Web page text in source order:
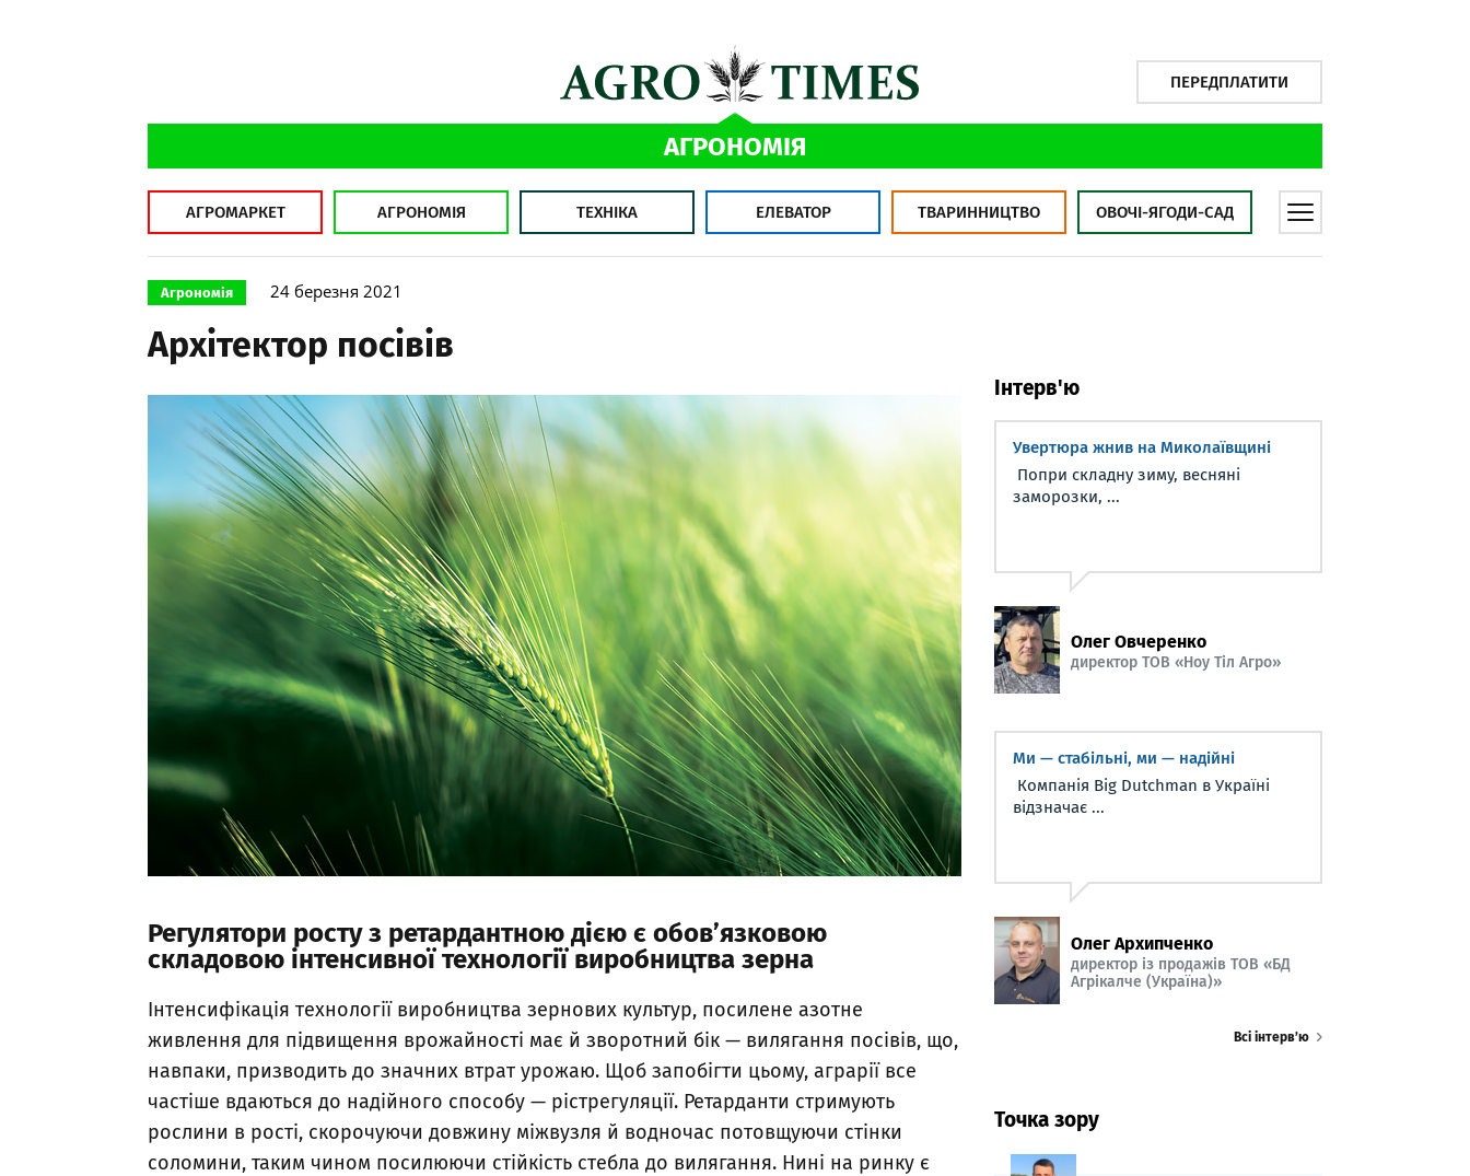
ПЕРЕДПЛАТИТИ
АГРОНОМІЯ
АГРОМАРКЕТ АГРОНОМІЯ ТЕХНІКА ЕЛЕВАТОР ТВАРИННИЦТВО ОВОЧІ-ЯГОДИ-САД
Агрономія 24 березня 2021
Архітектор посівів
Регулятори росту з ретардантною дією є обов’язковою
складовою інтенсивної технології виробництва зерна
Інтенсифікація технології виробництва зернових культур, посилене азотне
живлення для підвищення врожайності має й зворотний бік — вилягання посівів, що,
навпаки, призводить до значних втрат урожаю. Щоб запобігти цьому, аграрії все
частіше вдаються до надійного способу — рістрегуляції. Ретарданти стримують
рослини в рості, скорочуючи довжину міжвузля й водночас потовщуючи стінки
соломини, таким чином посилюючи стійкість стебла до вилягання. Нині на ринку є
Інтерв'ю
Увертюра жнив на Миколаївщині
Попри складну зиму, весняні
заморозки, ...
Олег Овчеренко
директор ТОВ «Ноу Тіл Агро»
Ми — стабільні, ми — надійні
Компанія Big Dutchman в Україні
відзначає ...
Олег Архипченко
директор із продажів ТОВ «БД
Агрікалче (Україна)»
Всі інтерв’ю
Точка зору